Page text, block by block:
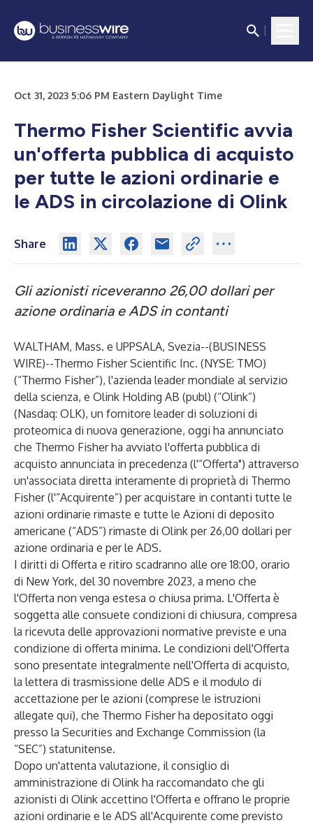
Oct 31, 2023 5:06 PM Eastern Daylight Time
Thermo Fisher Scientific avvia
un'offerta pubblica di acquisto
per tutte le azioni ordinarie e
le ADS in circolazione di Olink
Share
Gli azionisti riceveranno 26,00 dollari per
azione ordinaria e ADS in contanti
WALTHAM, Mass. e UPPSALA, Svezia--(BUSINESS
WIRE)--Thermo Fisher Scientific Inc. (NYSE: TMO)
(“Thermo Fisher”), l'azienda leader mondiale al servizio
della scienza, e Olink Holding AB (publ) (“Olink”)
(Nasdaq: OLK), un fornitore leader di soluzioni di
proteomica di nuova generazione, oggi ha annunciato
che Thermo Fisher ha avviato l'offerta pubblica di
acquisto annunciata in precedenza (l'“Offerta") attraverso
un'associata diretta interamente di proprietà di Thermo
Fisher (l'“Acquirente”) per acquistare in contanti tutte le
azioni ordinarie rimaste e tutte le Azioni di deposito
americane (“ADS”) rimaste di Olink per 26,00 dollari per
azione ordinaria e per le ADS.
I diritti di Offerta e ritiro scadranno alle ore 18:00, orario
di New York, del 30 novembre 2023, a meno che
l'Offerta non venga estesa o chiusa prima. L'Offerta è
soggetta alle consuete condizioni di chiusura, compresa
la ricevuta delle approvazioni normative previste e una
condizione di offerta minima. Le condizioni dell'Offerta
sono presentate integralmente nell'Offerta di acquisto,
la lettera di trasmissione delle ADS e il modulo di
accettazione per le azioni (comprese le istruzioni
allegate qui), che Thermo Fisher ha depositato oggi
presso la Securities and Exchange Commission (la
“SEC”) statunitense.
Dopo un'attenta valutazione, il consiglio di
amministrazione di Olink ha raccomandato che gli
azionisti di Olink accettino l'Offerta e offrano le proprie
azioni ordinarie e le ADS all'Acquirente come previsto